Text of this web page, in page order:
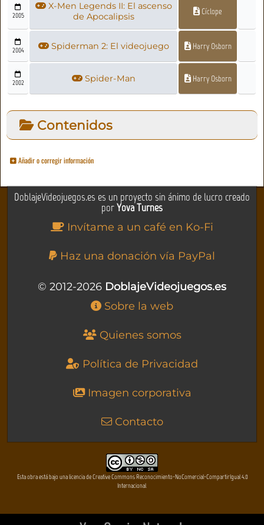
2005
X-Men Legends II: El ascenso
de Apocalipsis
Cíclope
2004 Spiderman 2: El videojuego Harry Osborn
2002 Spider-Man Harry Osborn
Contenidos
Añadir o corregir información
DoblajeVideojuegos.es es un proyecto sin ánimo de lucro creado
porYova Turnes
Invítame a un café en Ko-Fi
Haz una donación vía PayPal
© 2012-2026 DoblajeVideojuegos.es
Sobre la web
Quienes somos
Política de Privacidad
Imagen corporativa
Contacto
Esta obra está bajo una licencia de Creative Commons Reconocimiento-NoComercial-CompartirIgual 4.0
Internacional